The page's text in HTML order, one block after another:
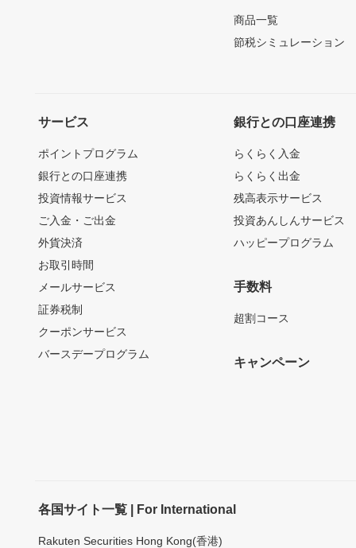
商品一覧
節税シミュレーション
サービス
ポイントプログラム
銀行との口座連携
投資情報サービス
ご入金・ご出金
外貨決済
お取引時間
メールサービス
証券税制
クーポンサービス
バースデープログラム
銀行との口座連携
らくらく入金
らくらく出金
残高表示サービス
投資あんしんサービス
ハッピープログラム
手数料
超割コース
キャンペーン
各国サイト一覧 | For International
Rakuten Securities Hong Kong(香港)